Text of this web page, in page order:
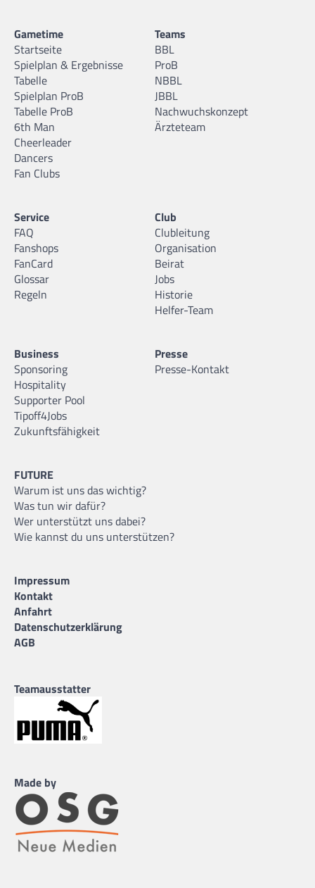
Gametime
Startseite
Spielplan & Ergebnisse
Tabelle
Spielplan ProB
Tabelle ProB
6th Man
Cheerleader
Dancers
Fan Clubs
Teams
BBL
ProB
NBBL
JBBL
Nachwuchskonzept
Ärzteteam
Service
FAQ
Fanshops
FanCard
Glossar
Regeln
Club
Clubleitung
Organisation
Beirat
Jobs
Historie
Helfer-Team
Business
Sponsoring
Hospitality
Supporter Pool
Tipoff4Jobs
Zukunftsfähigkeit
Presse
Presse-Kontakt
FUTURE
Warum ist uns das wichtig?
Was tun wir dafür?
Wer unterstützt uns dabei?
Wie kannst du uns unterstützen?
Impressum
Kontakt
Anfahrt
Datenschutzerklärung
AGB
Teamausstatter
Made by